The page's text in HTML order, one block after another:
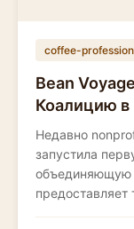
coffee-
Bean
Коалицию в
Недавно
запустила
объединяющую
предоставляет